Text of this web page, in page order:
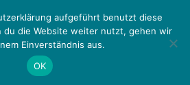
Menü
aufgeführt benutzt diese
du die Website weiter nutzt, gehen wir
Einverständnis aus.
OK